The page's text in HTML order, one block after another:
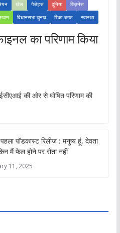
खेल गैजेट्स दुनिया
बिज़नेस
विधानसभा चुनाव शिक्षा जगत स्वास्थ्य
का परिणाम किया
की ओर से घोषित परिणाम की
पहला पॉडकास्ट रिलीज : मनुष्य हूं, देवता
मैं फेल होने पर रोता नहीं
11, 2025